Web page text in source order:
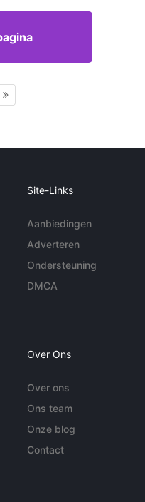
Site-Links
Aanbiedingen
Adverteren
Ondersteuning
DMCA
Over Ons
Over ons
Ons team
Onze blog
Contact